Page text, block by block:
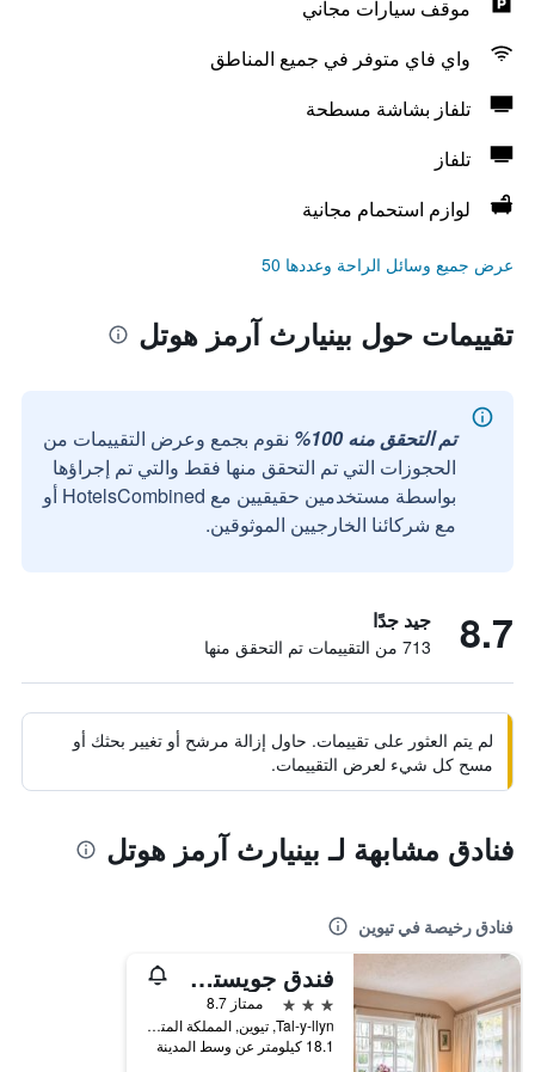
موقف سيارات مجاني
واي فاي متوفر في جميع المناطق
تلفاز بشاشة مسطحة
تلفاز
لوازم استحمام مجانية
عرض جميع وسائل الراحة وعددها 50
تقييمات حول بينيارث آرمز هوتل
تم التحقق منه 100%
نقوم بجمع وعرض التقييمات من
الحجوزات التي تم التحقق منها فقط والتي تم إجراؤها
بواسطة مستخدمين حقيقيين مع HotelsCombined أو
مع شركائنا الخارجيين الموثوقين.
8.7 جيد جدًا
713 من التقييمات تم التحقق منها
لم يتم العثور على تقييمات. حاول إزالة مرشح أو تغيير بحثك أو
مسح كل شيء لعرض التقييمات.
فنادق مشابهة لـ بينيارث آرمز هوتل
فنادق رخيصة في تيوين
فندق جويستي مينفورد
3 نجوم
ممتاز 8.7
Tal-y-llyn, تيوين, المملكة المتحدة
18.1 كيلومتر عن وسط المدينة